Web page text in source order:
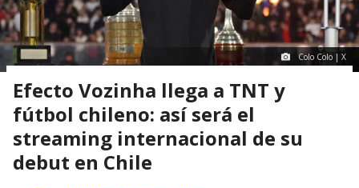
Colo Colo | X
Efecto Vozinha llega a TNT y
fútbol chileno: así será el
streaming internacional de su
debut en Chile